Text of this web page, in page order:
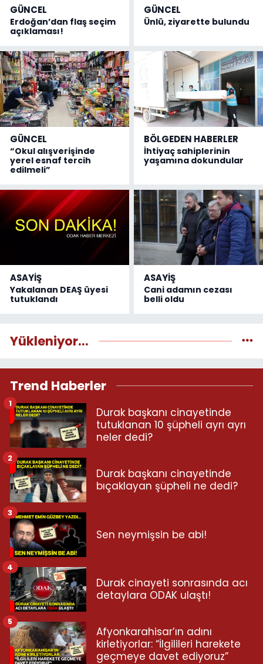
GÜNCEL
Erdoğan’dan flaş seçim
açıklaması!
GÜNCEL
Ünlü, ziyarette bulundu
GÜNCEL
“Okul alışverişinde
yerel esnaf tercih
edilmeli”
BÖLGEDEN HABERLER
İhtiyaç sahiplerinin
yaşamına dokundular
ASAYİŞ
Yakalanan DEAŞ üyesi
tutuklandı
ASAYİŞ
Cani adamın cezası
belli oldu
Yükleniyor...
Trend Haberler
Durak başkanı cinayetinde
tutuklanan 10 şüpheli ayrı ayrı
neler dedi?
1
Durak başkanı cinayetinde
bıçaklayan şüpheli ne dedi?
2
Sen neymişsin be abi!
3
Durak cinayeti sonrasında acı
detaylara ODAK ulaştı!
4
Afyonkarahisar’ın adını
kirletiyorlar: “İlgilileri harekete
geçmeye davet ediyoruz”
5